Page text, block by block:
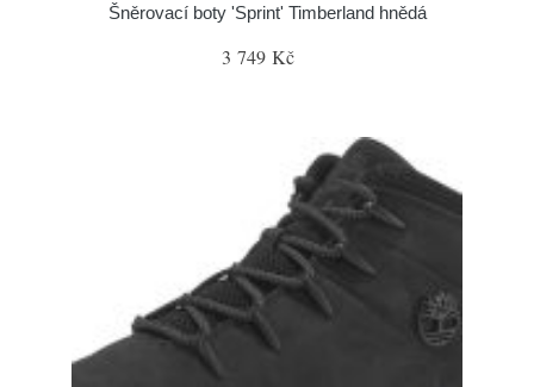
Šněrovací boty 'Sprint' Timberland hnědá
3 749 Kč